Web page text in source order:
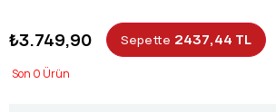
₺3.749,90 Sepette 2437,44 TL
0